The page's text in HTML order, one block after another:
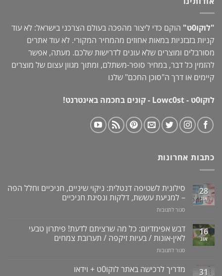
"לוקו0ט"
הוקם כדי ליצור מהפכה בעולם הצרכני בישראל: לא עוד
קניות בזבזניות במאות אחוזים מהמחיר המקורי. לא עוד אתרים
מסורבלים ומוצרים שלא עונים לדרישות שלכם. מעתה, אפשר
להזמין כל דבר, במחיר סופר-משתלם, ומתוך מגוון עצום של מוצרים
קיימים או דרך ה"סוכן החכם" שלנו
לוקו0ט - Lowc0st - קונים בחכמה באינטרנט!
כתבות אחרונות
28
אוג
סילונית לשטיפה דנטלית: ניקוי שיניים, חניכיים וחלל הפה
– למניעת עששת, דלקות ונסיגת חניכיים
סגור לתגובות
לשטיפה
דנטלית:
ניקוי
שיניים,
וחלל
16
אוג
דבש אפימדיום: כל מה שרציתם לדעת! פיתרון טבעי
לאין-אונות / בעיות זיקפה / תערובת צמחים
סגור לתגובות
אפימדיום:
31 מדריך לרכישה באתר לוקו0ט + וידאו